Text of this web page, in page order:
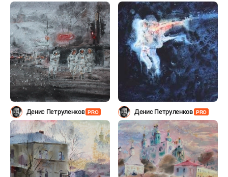
Денис Петруленков PRO Денис Петруленков PRO